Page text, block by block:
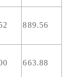
889.56
663.88